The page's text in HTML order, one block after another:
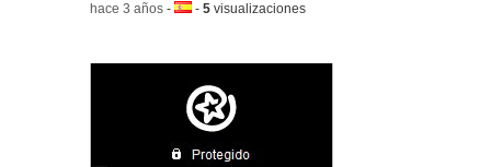
-hace 3 años -Idioma:
-5 visualizaciones